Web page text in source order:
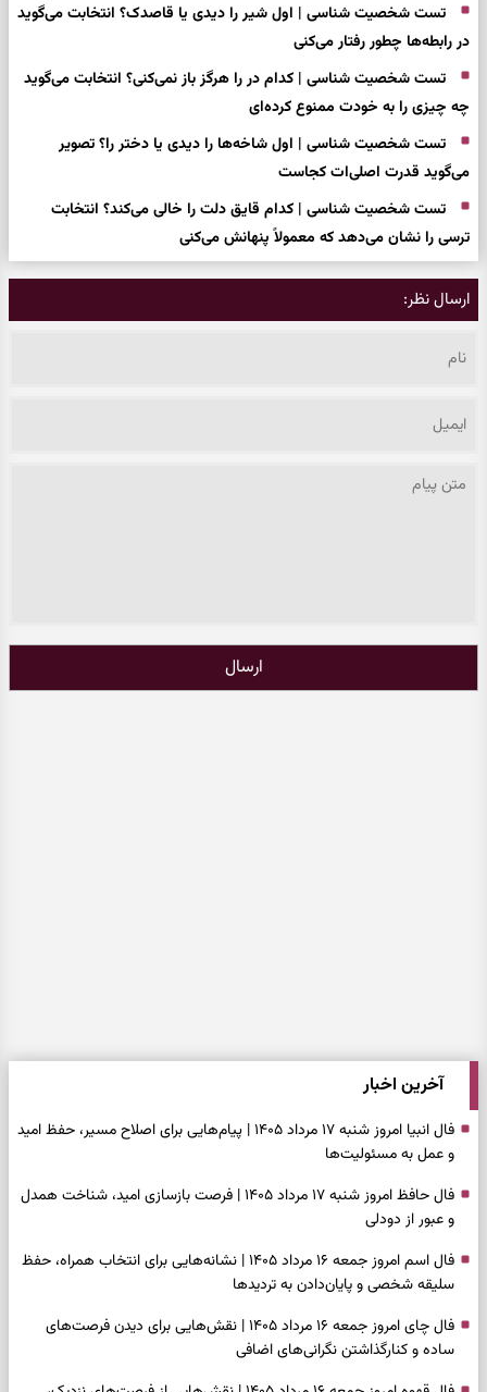
تست شخصیت شناسی | اول شیر را دیدی یا قاصدک؟ انتخابت می‌گوید
در رابطه‌ها چطور رفتار می‌کنی
تست شخصیت شناسی | کدام در را هرگز باز نمی‌کنی؟ انتخابت می‌گوید
چه چیزی را به خودت ممنوع کرده‌ای
تست شخصیت شناسی | اول شاخه‌ها را دیدی یا دختر را؟ تصویر
می‌گوید قدرت اصلی‌ات کجاست
تست شخصیت شناسی | کدام قایق دلت را خالی می‌کند؟ انتخابت
ترسی را نشان می‌دهد که معمولاً پنهانش می‌کنی
ارسال نظر:
ارسال
آخرین اخبار
فال انبیا امروز شنبه ۱۷ مرداد ۱۴۰۵ | پیام‌هایی برای اصلاح مسیر، حفظ امید
و عمل به مسئولیت‌ها
فال حافظ امروز شنبه ۱۷ مرداد ۱۴۰۵ | فرصت بازسازی امید، شناخت همدل
و عبور از دودلی
فال اسم امروز جمعه ۱۶ مرداد ۱۴۰۵ | نشانه‌هایی برای انتخاب همراه، حفظ
سلیقه شخصی و پایان‌دادن به تردیدها
فال چای امروز جمعه ۱۶ مرداد ۱۴۰۵ | نقش‌هایی برای دیدن فرصت‌های
ساده و کنارگذاشتن نگرانی‌های اضافی